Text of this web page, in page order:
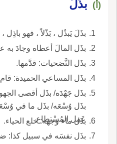
(أ) بذَلَ
بذَلَ يَبذُل ، بَذْلاً ، فهو
بذَل المالَ أعطاه وجادَ
بذَل التَّضحيات: قدَّمها.
بذَل المساعي الحميدة: قام
بذَل جَهْدَه/ بذَل أقصى
بذَل وُسْعَه/ بذَل ما في
عَمِل المُسْتطاع.
بذَل ماء وجهه: خلع الحياء.
بذَل نفسَه في سبيل كذا: